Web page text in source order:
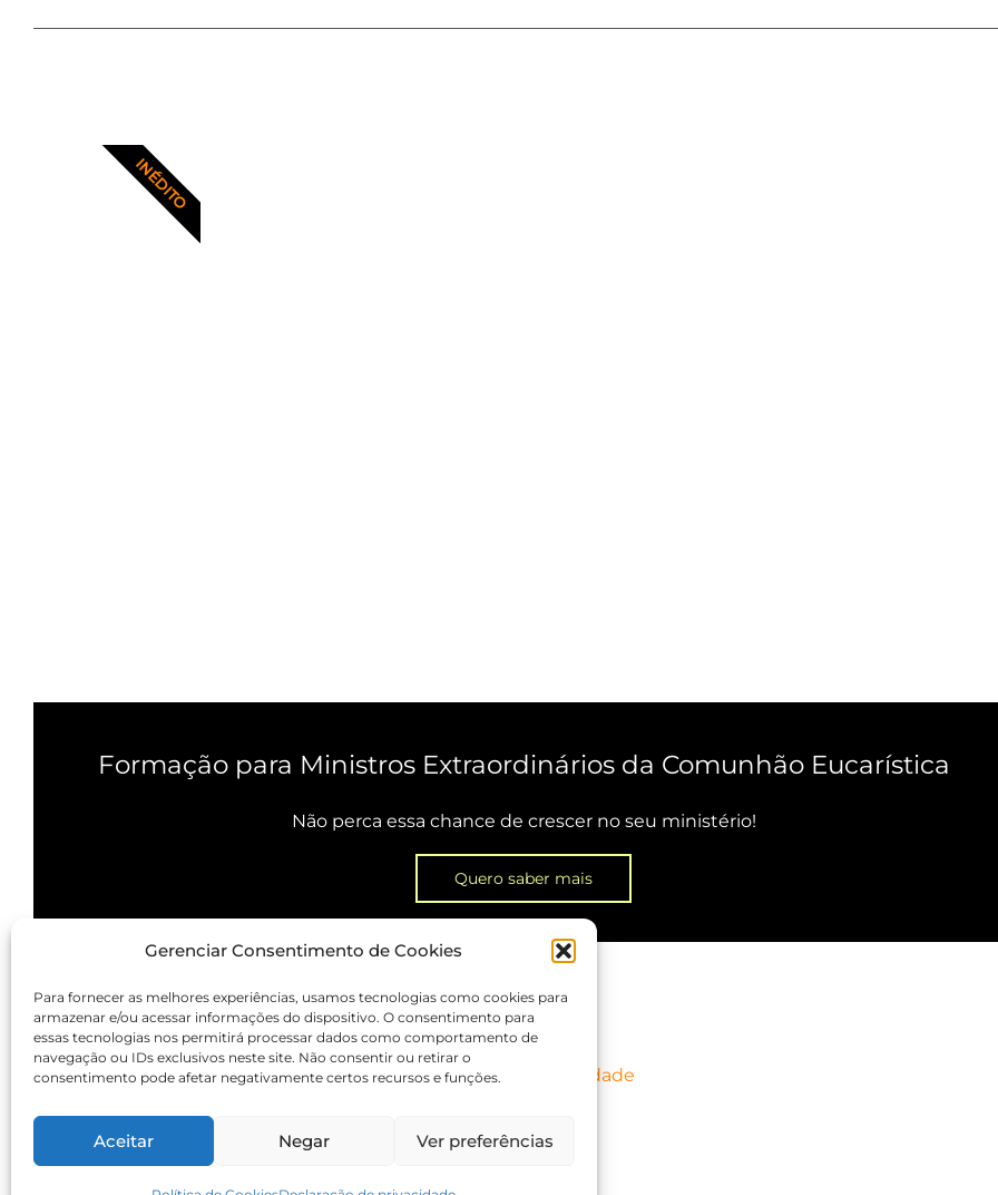
Gerenciar Consentimento de Cookies
Para fornecer as melhores experiências, usamos tecnologias como cookies para
armazenar e/ou acessar informações do dispositivo. O consentimento para
essas tecnologias nos permitirá processar dados como comportamento de
navegação ou IDs exclusivos neste site. Não consentir ou retirar o
consentimento pode afetar negativamente certos recursos e funções.
Aceitar Negar Ver preferências
Formação para Ministros Extraordinários da Comunhão Eucarística
Não perca essa chance de crescer no seu ministério!
Quero saber mais
INÉDITO
Política de Privacidade